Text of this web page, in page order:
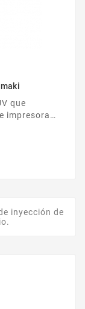
que
impresoras
inyección de